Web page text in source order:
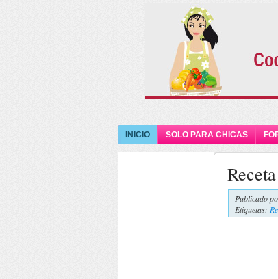
INICIO SOLO PARA CHICAS
Publicado
Etiquetas: